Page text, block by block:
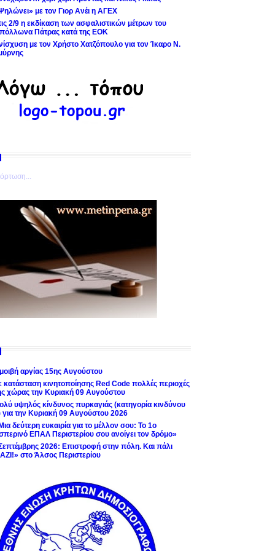
με τον Γιορ Ανέι η ΑΓΕΧ
2/9 η εκδίκαση των ασφαλιστικών μέτρων του
Πάτρας κατά της ΕΟΚ
με τον Χρήστο Χατζόπουλο για τον Ίκαρο Ν.
αργίας 15ης Αυγούστου
κατάσταση κινητοποίησης Red Code πολλές περιοχές
χώρας την Κυριακή 09 Αυγούστου
υψηλός κίνδυνος πυρκαγιάς (κατηγορία κινδύνου
για την Κυριακή 09 Αυγούστου 2026
δεύτερη ευκαιρία για το μέλλον σου: Το 1ο
ΕΠΑΛ Περιστερίου σου ανοίγει τον δρόμο»
2026: Επιστροφή στην πόλη. Και πάλι
στο Άλσος Περιστερίου